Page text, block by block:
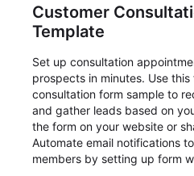
Customer
Template
Set up consultation
prospects in minutes. Use
consultation form sample to
and gather leads based on
the form on your website or
Automate email notifications
members by setting up form